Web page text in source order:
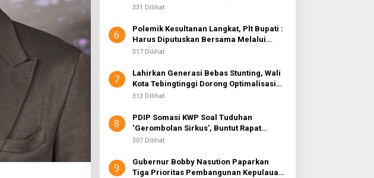
Pembangunan
331 Dilihat
6
Polemik Kesultanan Langkat, Plt Bupati :
Harus Diputuskan Bersama Melalui
Forum Dialog
317 Dilihat
7
Lahirkan Generasi Bebas Stunting, Wali
Kota Tebingtinggi Dorong Optimalisasi
SP3 Catin
313 Dilihat
8
PDIP Somasi KWP Soal Tuduhan
‘Gerombolan Sirkus’, Buntut Rapat
Komisi II Dipimpin Sufmi Dasco Ahmad
307 Dilihat
9
Gubernur Bobby Nasution Paparkan
Tiga Prioritas Pembangunan Kepulauan